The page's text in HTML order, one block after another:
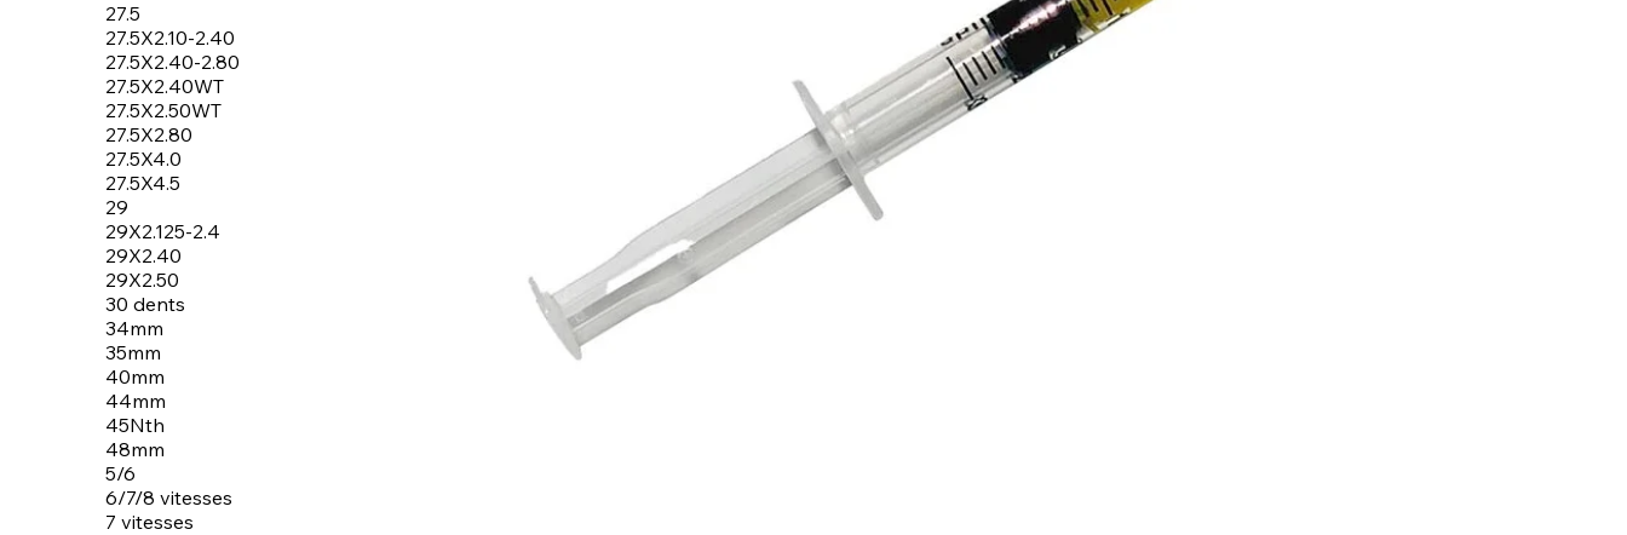
27.5
27.5X2.10-2.40
27.5X2.40-2.80
27.5X2.40WT
27.5X2.50WT
27.5X2.80
27.5X4.0
27.5X4.5
29
29X2.125-2.4
29X2.40
29X2.50
30 dents
34mm
35mm
40mm
44mm
45Nth
48mm
5/6
6/7/8 vitesses
7 vitesses